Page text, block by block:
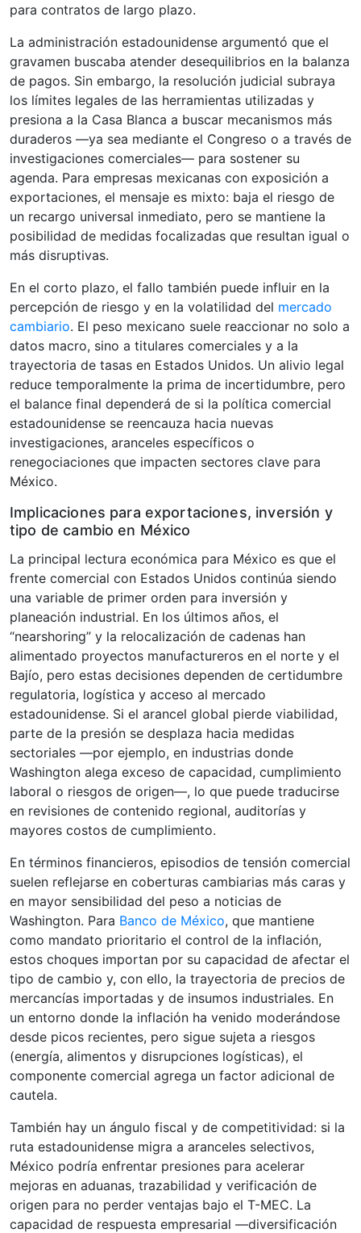
para contratos de largo plazo.
La administración estadounidense argumentó que el
gravamen buscaba atender desequilibrios en la balanza
de pagos. Sin embargo, la resolución judicial subraya
los límites legales de las herramientas utilizadas y
presiona a la Casa Blanca a buscar mecanismos más
duraderos —ya sea mediante el Congreso o a través de
investigaciones comerciales— para sostener su
agenda. Para empresas mexicanas con exposición a
exportaciones, el mensaje es mixto: baja el riesgo de
un recargo universal inmediato, pero se mantiene la
posibilidad de medidas focalizadas que resultan igual o
más disruptivas.
En el corto plazo, el fallo también puede influir en la
percepción de riesgo y en la volatilidad del mercado
cambiario. El peso mexicano suele reaccionar no solo a
datos macro, sino a titulares comerciales y a la
trayectoria de tasas en Estados Unidos. Un alivio legal
reduce temporalmente la prima de incertidumbre, pero
el balance final dependerá de si la política comercial
estadounidense se reencauza hacia nuevas
investigaciones, aranceles específicos o
renegociaciones que impacten sectores clave para
México.
Implicaciones para exportaciones, inversión y
tipo de cambio en México
La principal lectura económica para México es que el
frente comercial con Estados Unidos continúa siendo
una variable de primer orden para inversión y
planeación industrial. En los últimos años, el
“nearshoring” y la relocalización de cadenas han
alimentado proyectos manufactureros en el norte y el
Bajío, pero estas decisiones dependen de certidumbre
regulatoria, logística y acceso al mercado
estadounidense. Si el arancel global pierde viabilidad,
parte de la presión se desplaza hacia medidas
sectoriales —por ejemplo, en industrias donde
Washington alega exceso de capacidad, cumplimiento
laboral o riesgos de origen—, lo que puede traducirse
en revisiones de contenido regional, auditorías y
mayores costos de cumplimiento.
En términos financieros, episodios de tensión comercial
suelen reflejarse en coberturas cambiarias más caras y
en mayor sensibilidad del peso a noticias de
Washington. Para Banco de México, que mantiene
como mandato prioritario el control de la inflación,
estos choques importan por su capacidad de afectar el
tipo de cambio y, con ello, la trayectoria de precios de
mercancías importadas y de insumos industriales. En
un entorno donde la inflación ha venido moderándose
desde picos recientes, pero sigue sujeta a riesgos
(energía, alimentos y disrupciones logísticas), el
componente comercial agrega un factor adicional de
cautela.
También hay un ángulo fiscal y de competitividad: si la
ruta estadounidense migra a aranceles selectivos,
México podría enfrentar presiones para acelerar
mejoras en aduanas, trazabilidad y verificación de
origen para no perder ventajas bajo el T-MEC. La
capacidad de respuesta empresarial —diversificación